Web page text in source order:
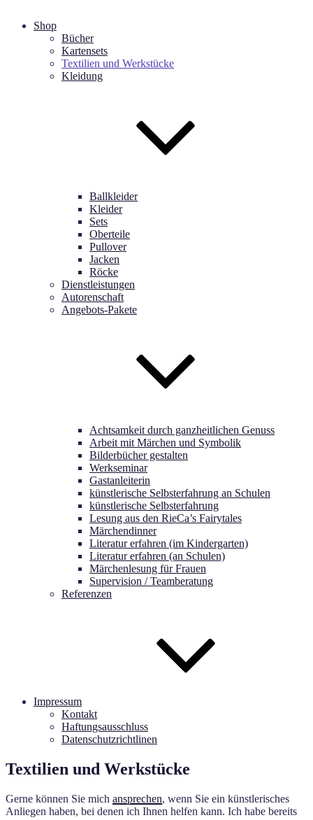
Shop
Bücher
Kartensets
Textilien und Werkstücke
Kleidung
Ballkleider
Kleider
Sets
Oberteile
Pullover
Jacken
Röcke
Dienstleistungen
Autorenschaft
Angebots-Pakete
Achtsamkeit durch ganzheitlichen Genuss
Arbeit mit Märchen und Symbolik
Bilderbücher gestalten
Werkseminar
Gastanleiterin
künstlerische Selbsterfahrung an Schulen
künstlerische Selbsterfahrung
Lesung aus den RieCa’s Fairytales
Märchendinner
Literatur erfahren (im Kindergarten)
Literatur erfahren (an Schulen)
Märchenlesung für Frauen
Supervision / Teamberatung
Referenzen
Impressum
Kontakt
Haftungsausschluss
Datenschutzrichtlinen
Textilien und Werkstücke
Gerne können Sie mich ansprechen, wenn Sie ein künstlerisches
Anliegen haben, bei denen ich Ihnen helfen kann. Ich habe bereits